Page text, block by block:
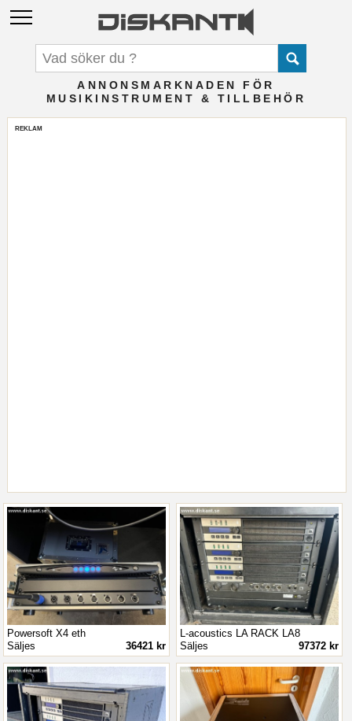
ANNONSMARKNADEN FÖR
MUSIKINSTRUMENT & TILLBEHÖR
REKLAM
Powersoft X4 eth
36421 kr
Säljes
L-acoustics LA RACK LA8
97372 kr
Säljes